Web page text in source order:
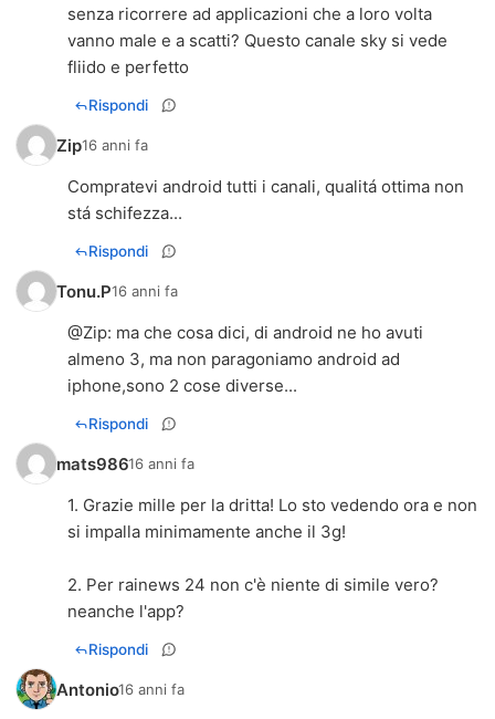
senza ricorrere ad applicazioni che a loro volta
vanno male e a scatti? Questo canale sky si vede
fliido e perfetto
Rispondi
Zip16 anni fa
Compratevi android tutti i canali, qualitá ottima non
stá schifezza...
Rispondi
Tonu.P16 anni fa
@Zip: ma che cosa dici, di android ne ho avuti
almeno 3, ma non paragoniamo android ad
iphone,sono 2 cose diverse...
Rispondi
mats98616 anni fa
1. Grazie mille per la dritta! Lo sto vedendo ora e non
si impalla minimamente anche il 3g!
2. Per rainews 24 non c'è niente di simile vero?
neanche l'app?
Rispondi
Antonio16 anni fa